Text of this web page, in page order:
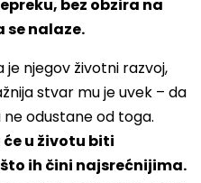
bez obzira na
se nalaze.
je njegov životni razvoj,
stvar mu je uvek – da
odustane od toga.
će u životu biti
ih čini najsrećnijima.